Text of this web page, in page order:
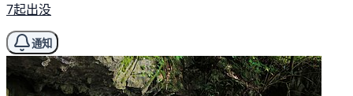
7起出没
通知